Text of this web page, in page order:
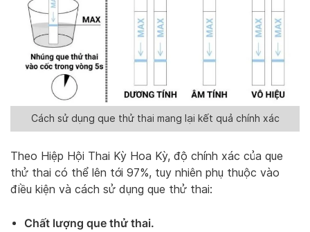
Cách sử dụng que thử thai mang lại kết quả chính xác
Theo Hiệp Hội Thai Kỳ Hoa Kỳ, độ chính xác của que
thử thai có thể lên tới 97%, tuy nhiên phụ thuộc vào
điều kiện và cách sử dụng que thử thai:
Chất lượng que thử thai.